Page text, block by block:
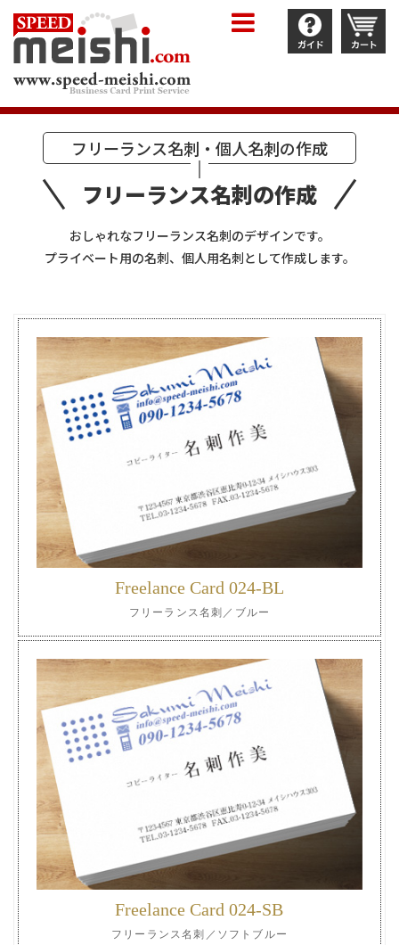
フリーランス名刺・個人名刺の作成
フリーランス名刺の作成
おしゃれなフリーランス名刺のデザインです。
プライベート用の名刺、個人用名刺として作成します。
Freelance Card 024-BL
フリーランス名刺／ブルー
Freelance Card 024-SB
フリーランス名刺／ソフトブルー